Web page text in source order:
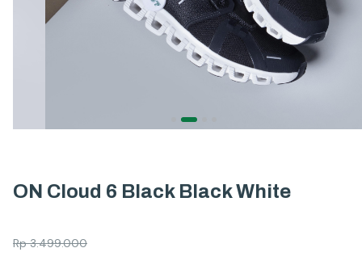
ON Cloud 6 Black Black White
Rp3.499.000